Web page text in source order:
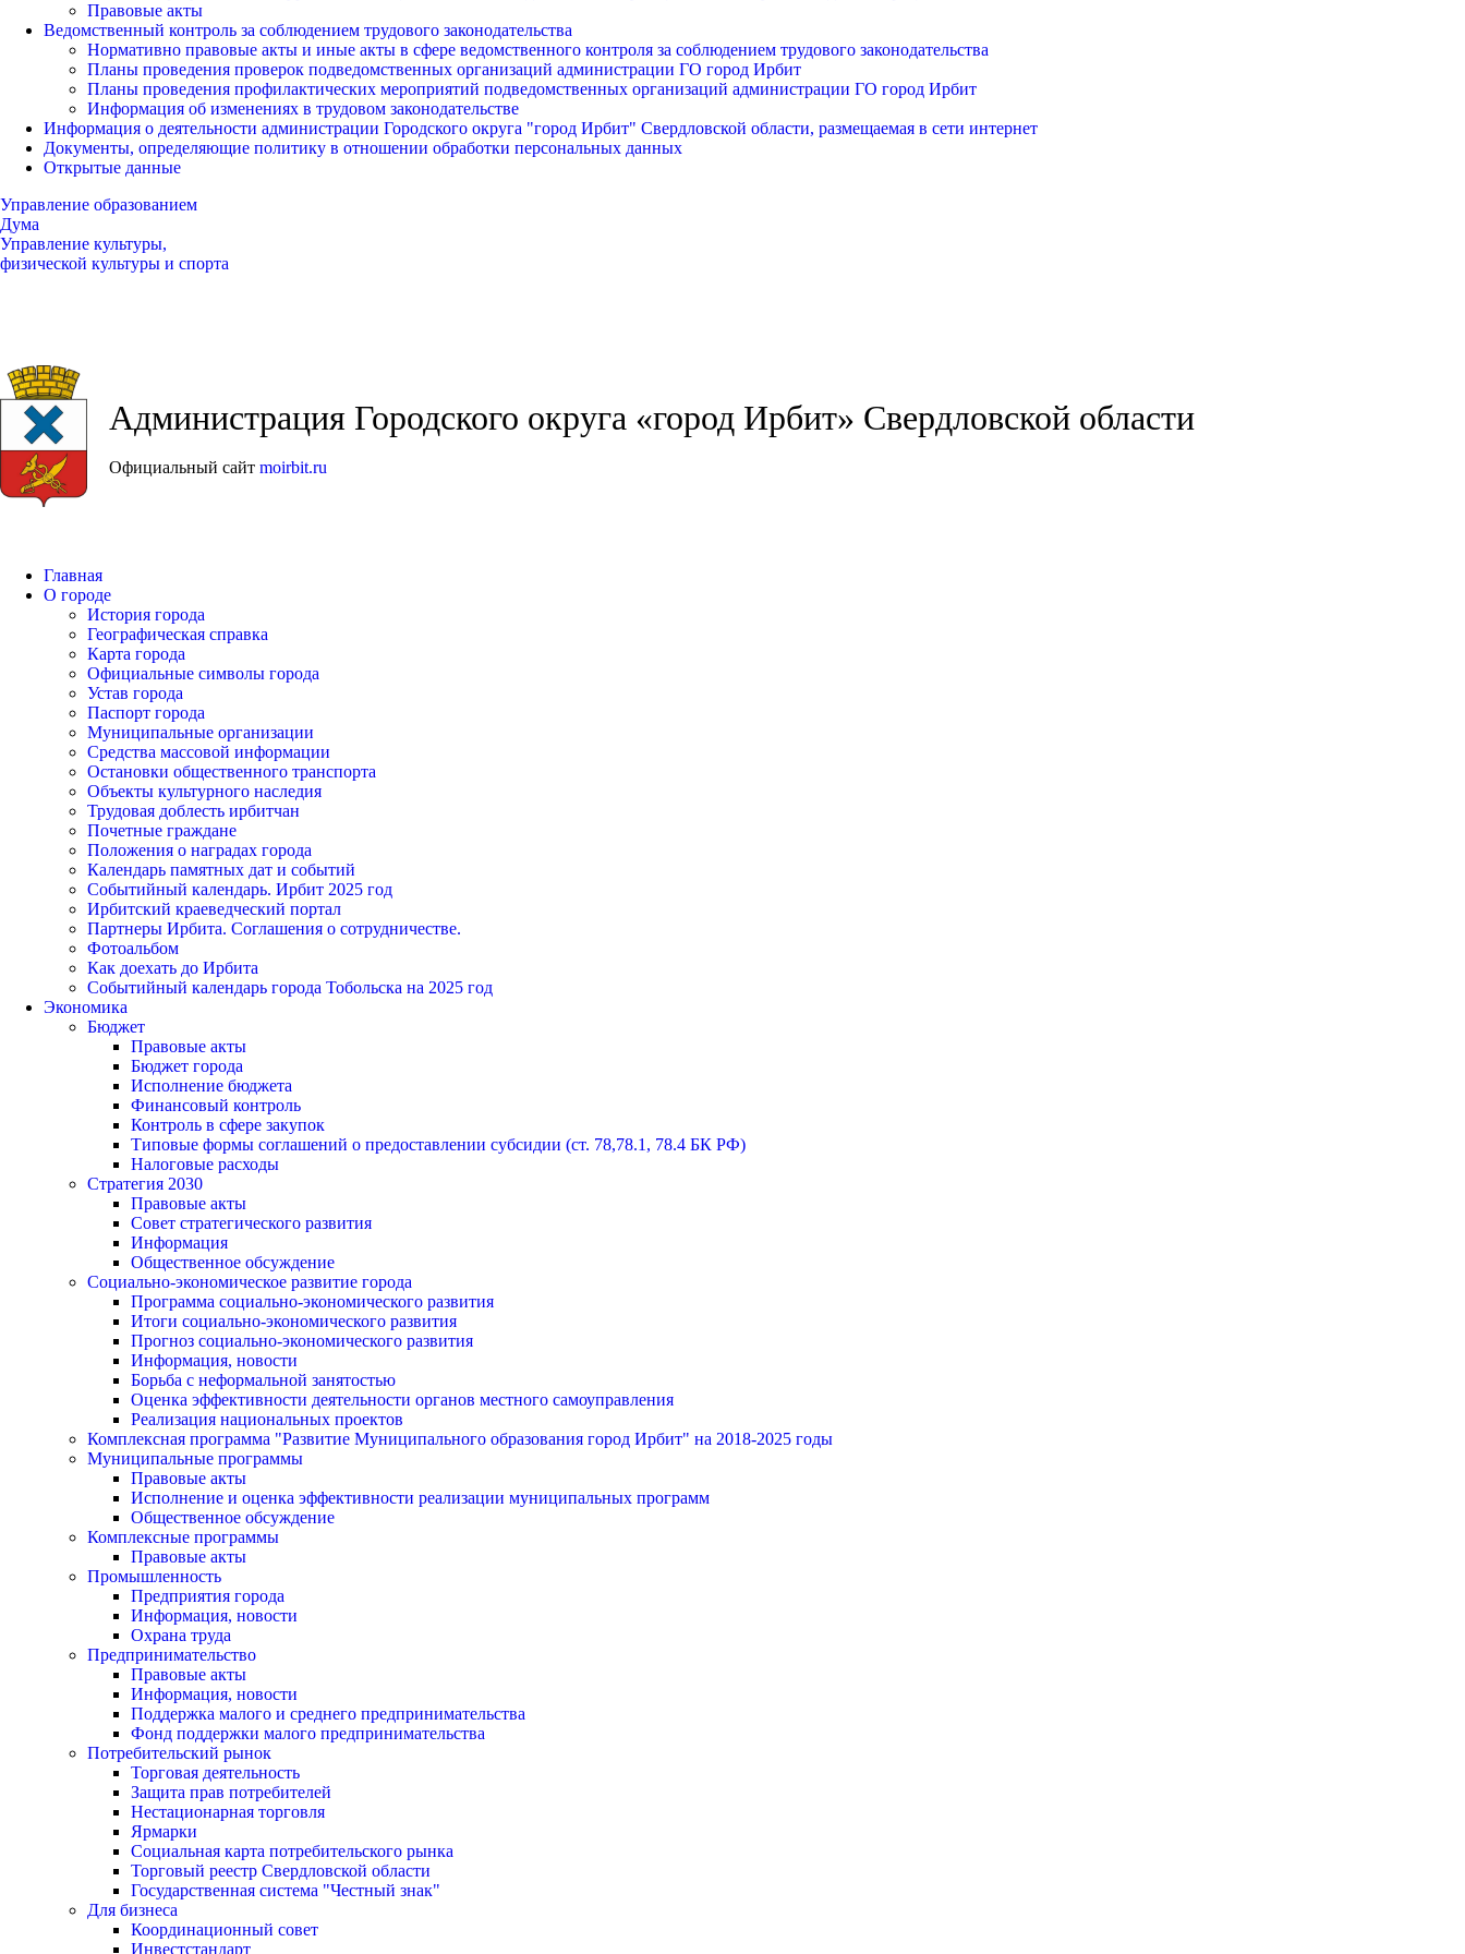
Правовые акты
Ведомственный контроль за соблюдением трудового законодательства
Нормативно правовые акты и иные акты в сфере ведомственного контроля за соблюдением трудового законодательства
Планы проведения проверок подведомственных организаций администрации ГО город Ирбит
Планы проведения профилактических мероприятий подведомственных организаций администрации ГО город Ирбит
Информация об изменениях в трудовом законодательстве
Информация о деятельности администрации Городского округа "город Ирбит" Свердловской области, размещаемая в сети интернет
Документы, определяющие политику в отношении обработки персональных данных
Открытые данные
Управление образованием
Дума
Управление культуры,
физической культуры и спорта
Администрация Городского округа «город Ирбит» Свердловской области
Официальный сайт moirbit.ru
Главная
О городе
История города
Географическая справка
Карта города
Официальные символы города
Устав города
Паспорт города
Муниципальные организации
Средства массовой информации
Остановки общественного транспорта
Объекты культурного наследия
Трудовая доблесть ирбитчан
Почетные граждане
Положения о наградах города
Календарь памятных дат и событий
Событийный календарь. Ирбит 2025 год
Ирбитский краеведческий портал
Партнеры Ирбита. Соглашения о сотрудничестве.
Фотоальбом
Как доехать до Ирбита
Событийный календарь города Тобольска на 2025 год
Экономика
Бюджет
Правовые акты
Бюджет города
Исполнение бюджета
Финансовый контроль
Контроль в сфере закупок
Типовые формы соглашений о предоставлении субсидии (ст. 78,78.1, 78.4 БК РФ)
Налоговые расходы
Стратегия 2030
Правовые акты
Совет стратегического развития
Информация
Общественное обсуждение
Социально-экономическое развитие города
Программа социально-экономического развития
Итоги социально-экономического развития
Прогноз социально-экономического развития
Информация, новости
Борьба с неформальной занятостью
Оценка эффективности деятельности органов местного самоуправления
Реализация национальных проектов
Комплексная программа "Развитие Муниципального образования город Ирбит" на 2018-2025 годы
Муниципальные программы
Правовые акты
Исполнение и оценка эффективности реализации муниципальных программ
Общественное обсуждение
Комплексные программы
Правовые акты
Промышленность
Предприятия города
Информация, новости
Охрана труда
Предпринимательство
Правовые акты
Информация, новости
Поддержка малого и среднего предпринимательства
Фонд поддержки малого предпринимательства
Потребительский рынок
Торговая деятельность
Защита прав потребителей
Нестационарная торговля
Ярмарки
Социальная карта потребительского рынка
Торговый реестр Свердловской области
Государственная система "Честный знак"
Для бизнеса
Координационный совет
Инвестстандарт